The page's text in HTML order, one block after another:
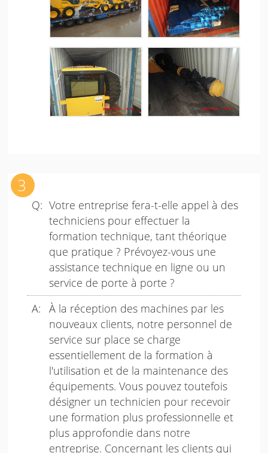
Votre entreprise fera-t-elle appel à des
techniciens pour effectuer la
formation technique, tant théorique
que pratique ? Prévoyez-vous une
assistance technique en ligne ou un
service de porte à porte ?
À la réception des machines par les
nouveaux clients, notre personnel de
service sur place se charge
essentiellement de la formation à
l'utilisation et de la maintenance des
équipements. Vous pouvez toutefois
désigner un technicien pour recevoir
une formation plus professionnelle et
plus approfondie dans notre
entreprise. Concernant les clients qui